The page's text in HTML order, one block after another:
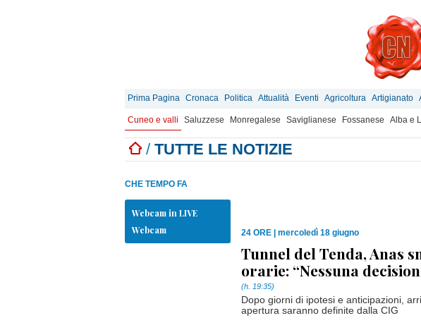
Prima Pagina Cronaca Politica Attualità Eventi Agricoltura Artigianato
Cuneo e valli Saluzzese Monregalese Saviglianese Fossanese Alba e
/ TUTTE LE NOTIZIE
CHE TEMPO FA
Webcam in LIVE
Webcam
24 ORE mercoledì 18 giugno
Tunnel del Tenda, Anas
orarie: “Nessuna
(h. 19:35)
Dopo giorni di ipotesi e anticipazioni,
apertura saranno definite dalla CIG